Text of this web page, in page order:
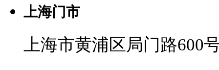
上海门市
上海市黄浦区局门路600